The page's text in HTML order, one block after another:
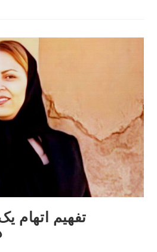
تفهیم اتهام